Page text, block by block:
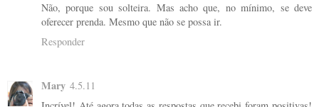
Não, porque sou solteira. Mas acho que, no mínimo, se deve
oferecer prenda. Mesmo que não se possa ir.
Responder
Mary 4.5.11